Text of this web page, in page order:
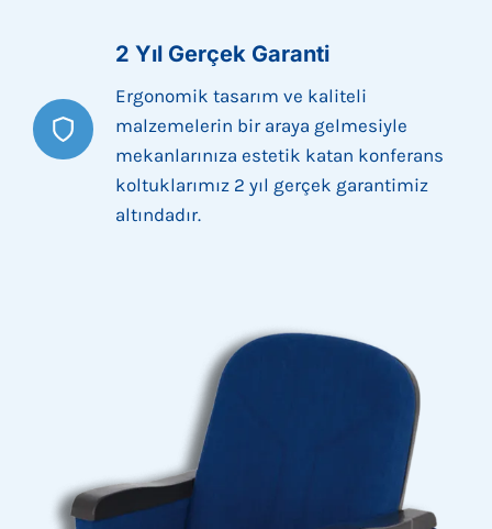
2 Yıl Gerçek Garanti
Ergonomik tasarım ve kaliteli
malzemelerin bir araya gelmesiyle
mekanlarınıza estetik katan konferans
koltuklarımız 2 yıl gerçek garantimiz
altındadır.